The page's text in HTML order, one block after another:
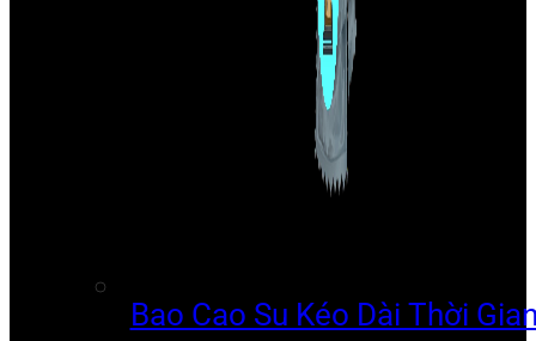
Bao Cao Su Kéo Dài Thời